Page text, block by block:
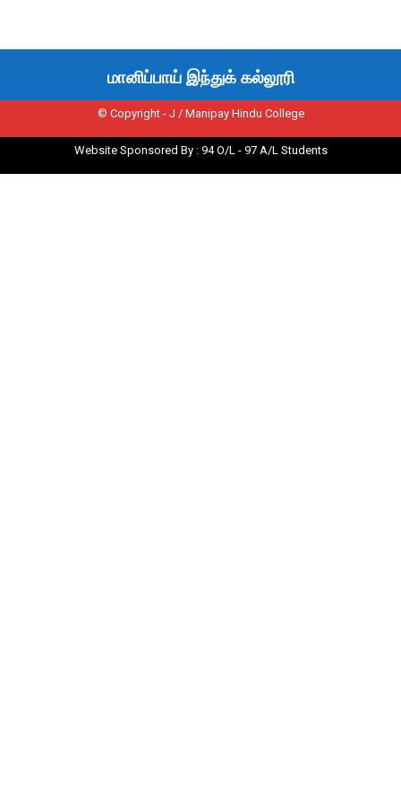
மானிப்பாய் இந்துக் கல்லூரி
© Copyright - J / Manipay Hindu College
Website Sponsored By : 94 O/L - 97 A/L Students